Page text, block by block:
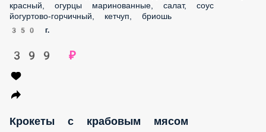
красный, огурцы маринованные, салат, соус
йогуртово-горчичный, кетчуп, бриошь
350 г.
399 ₽
Крокеты с крабовым мясом